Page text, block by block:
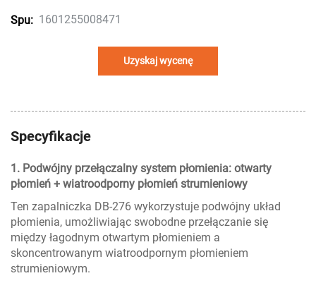
Spu: 1601255008471
Uzyskaj wycenę
Specyfikacje
1. Podwójny przełączalny system płomienia: otwarty
płomień + wiatroodporny płomień strumieniowy
Ten zapalniczka DB-276 wykorzystuje podwójny układ
płomienia, umożliwiając swobodne przełączanie się
między łagodnym otwartym płomieniem a
skoncentrowanym wiatroodpornym płomieniem
strumieniowym.